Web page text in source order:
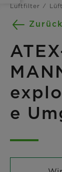
Luftfilter
Zurück
e